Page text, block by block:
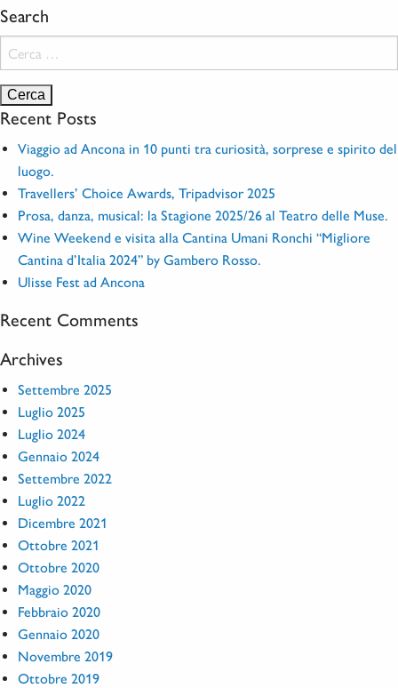
Search
Ricerca
per:
Recent Posts
Viaggio ad Ancona in 10 punti tra curiosità, sorprese e spirito del
luogo.
Travellers’ Choice Awards, Tripadvisor 2025
Prosa, danza, musical: la Stagione 2025/26 al Teatro delle Muse.
Wine Weekend e visita alla Cantina Umani Ronchi “Migliore
Cantina d’Italia 2024” by Gambero Rosso.
Ulisse Fest ad Ancona
Recent Comments
Archives
Settembre 2025
Luglio 2025
Luglio 2024
Gennaio 2024
Settembre 2022
Luglio 2022
Dicembre 2021
Ottobre 2021
Ottobre 2020
Maggio 2020
Febbraio 2020
Gennaio 2020
Novembre 2019
Ottobre 2019